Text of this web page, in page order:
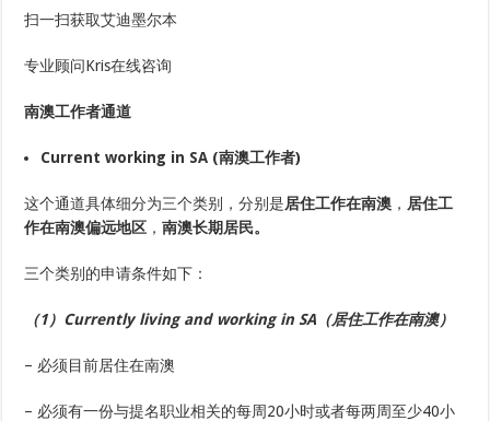
扫一扫获取艾迪墨尔本
专业顾问Kris在线咨询
南澳工作者通道
Current working in SA (南澳工作者)
这个通道具体细分为三个类别，分别是居住工作在南澳 ， 居住工
作在南澳偏远地区 ，南澳长期居民。
三个类别的申请条件如下：
（1）Currently living and working in SA（居住工作在南澳）
– 必须目前居住在南澳
– 必须有一份与提名职业相关的每周20小时或者每两周至少40小